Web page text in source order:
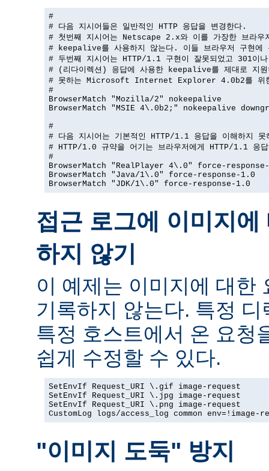
#
# 다음 지시어들은 일반적인 HTTP 응답을 변경한다.
# 첫번째 지시어는 Netscape 2.x와 이를 가장한 브라우
# keepalive를 사용하지 않는다. 이들 브라우저 구현에
# 두번째 지시어는 HTTP/1.1 구현이 잘못되었고 301이
# (리다이렉션) 응답에 사용한 keepalive를 제대로 지원
# 못하는 Microsoft Internet Explorer 4.0b2를 위
#
BrowserMatch "Mozilla/2" nokeepalive
BrowserMatch "MSIE 4\.0b2;" nokeepalive
#
# 다음 지시어는 기본적인 HTTP/1.1 응답을 이해하지 못
# HTTP/1.0 규약을 어기는 브라우저에게 HTTP/1.1 응
#
BrowserMatch "RealPlayer 4\.0" force-
BrowserMatch "Java/1\.0" force-response-1.0
BrowserMatch "JDK/1\.0" force-response-1.0
접근 로그에 이미지
하지 않기
이 예제는 이미지에 대한
기록하지 않는다. 특정
특정 호스트에서 온 요청
쉽게 수정할 수 있다.
SetEnvIf Request_URI \.gif image-request
SetEnvIf Request_URI \.jpg image-request
SetEnvIf Request_URI \.png image-request
CustomLog logs/access_log common env=!image-
"이미지 도둑" 방지